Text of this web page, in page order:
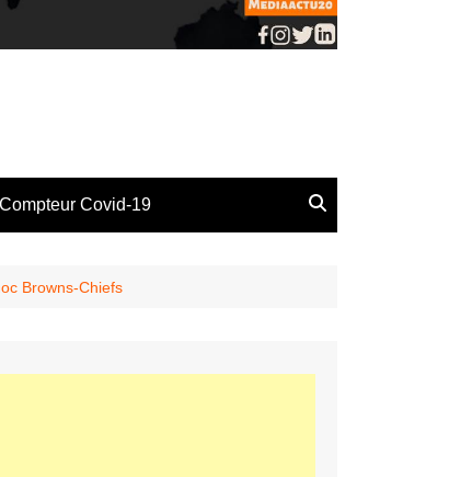
Compteur Covid-19
Browns-Chiefs